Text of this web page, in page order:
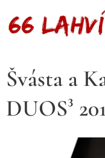
Švásta a
DUOS³